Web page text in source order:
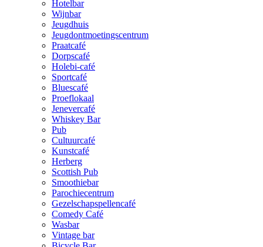
Hotelbar
Wijnbar
Jeugdhuis
Jeugdontmoetingscentrum
Praatcafé
Dorpscafé
Holebi-café
Sportcafé
Bluescafé
Proeflokaal
Jenevercafé
Whiskey Bar
Pub
Cultuurcafé
Kunstcafé
Herberg
Scottish Pub
Smoothiebar
Parochiecentrum
Gezelschapspellencafé
Comedy Café
Wasbar
Vintage bar